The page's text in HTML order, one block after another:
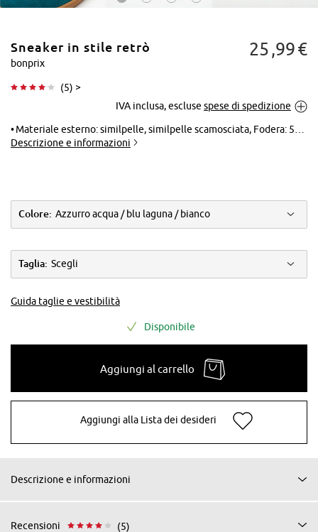
Tocca per
ingrandire
Sneaker in stile retrò
bonprix
(5) >
25 99€
IVA inclusa, escluse spese di spedizione
Materiale esterno: similpelle, similpelle scamosciata, Fodera: 51% poliestere (riciclato), 49% poliestere, Suola: materiale sintetico, Soletta: 51% poliestere (riciclato), 49% poliestere
Descrizione e informazioni
Colore: Azzurro acqua / blu laguna / bianco
Taglia: Scegli
Guida taglie e vestibilità
Disponibile
Aggiungi al carrello
Aggiungi alla Lista dei desideri
Descrizione e informazioni
Recensioni (5)